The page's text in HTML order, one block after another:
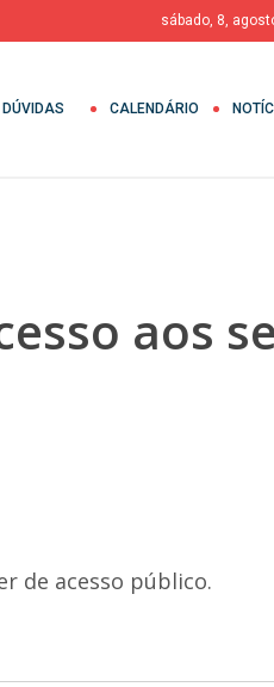
sábado, 8,
DÚVIDAS CALENDÁRIO
aos
de acesso público.